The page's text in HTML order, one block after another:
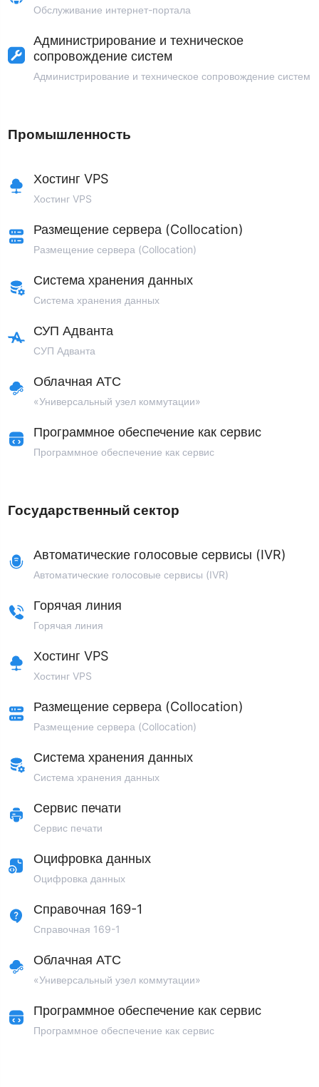
Обслуживание интернет-портала
Администрирование и техническое
сопровождение систем
Администрирование и техническое сопровождение систем
Промышленность
Хостинг VPS
Хостинг VPS
Размещение сервера (Collocation)
Размещение сервера (Collocation)
Система хранения данных
Система хранения данных
СУП Адванта
СУП Адванта
Облачная АТС
«Универсальный узел коммутации»
Программное обеспечение как сервис
Программное обеспечение как сервис
Государственный сектор
Автоматические голосовые сервисы (IVR)
Автоматические голосовые сервисы (IVR)
Горячая линия
Горячая линия
Хостинг VPS
Хостинг VPS
Размещение сервера (Collocation)
Размещение сервера (Collocation)
Система хранения данных
Система хранения данных
Сервис печати
Сервис печати
Оцифровка данных
Оцифровка данных
Справочная 169-1
Справочная 169-1
Облачная АТС
«Универсальный узел коммутации»
Программное обеспечение как сервис
Программное обеспечение как сервис